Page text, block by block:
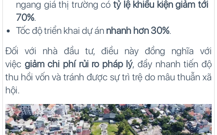
ngang giá thị trường có tỷ lệ khiếu kiện giảm tới
70%.
Tốc độ triển khai dự án nhanh hơn 30%.
Đối với nhà đầu tư, điều này đồng nghĩa với
việc giảm chi phí rủi ro pháp lý, đẩy nhanh tiến độ
thu hồi vốn và tránh được sự trì trệ do mâu thuẫn xã
hội.